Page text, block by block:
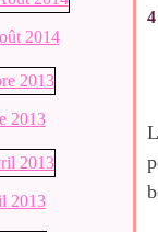
2014
2013
2013